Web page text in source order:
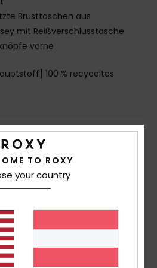
Brusttaschen aus
mit Reißverschlusstasche
vorne
100 % recyceltes
Bewertung
TO ROXY
your country